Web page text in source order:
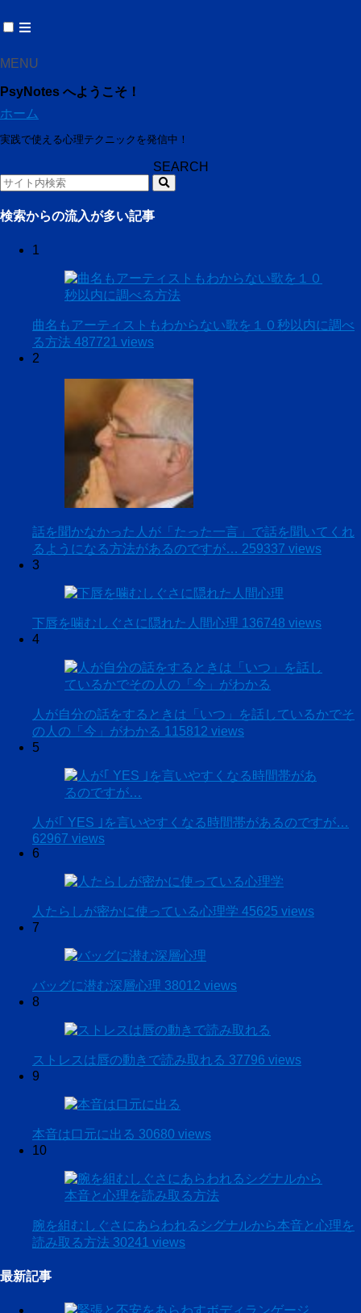
MENU
PsyNotes へようこそ！
ホーム
実践で使える心理テクニックを発信中！
SEARCH
検索からの流入が多い記事
1
曲名もアーティストもわからない歌を１０秒以内に調べ
る方法 487721 views
2
話を聞かなかった人が「たった一言」で話を聞いてくれ
るようになる方法があるのですが… 259337 views
3
下唇を噛むしぐさに隠れた人間心理 136748 views
4
人が自分の話をするときは「いつ」を話しているかでそ
の人の「今」がわかる 115812 views
5
人が｢ YES ｣を言いやすくなる時間帯があるのですが…
62967 views
6
人たらしが密かに使っている心理学 45625 views
7
バッグに潜む深層心理 38012 views
8
ストレスは唇の動きで読み取れる 37796 views
9
本音は口元に出る 30680 views
10
腕を組むしぐさにあらわれるシグナルから本音と心理を
読み取る方法 30241 views
最新記事